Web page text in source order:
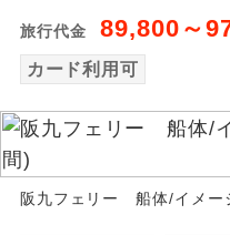
旅行代金 89,800～
カード利用可
阪九フェリー 船体/イメ
世界遺産
絶景 絶景
温泉 温泉